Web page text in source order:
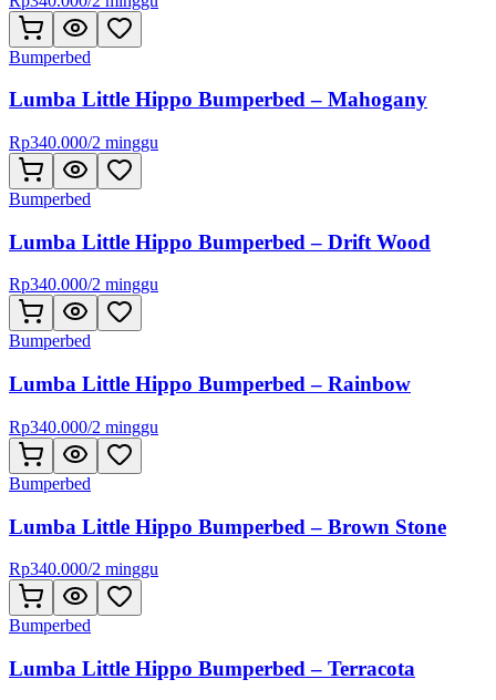
Bumperbed
Lumba Little Hippo Bumperbed – Mahogany
Rp340.000/2 minggu
Bumperbed
Lumba Little Hippo Bumperbed – Drift Wood
Rp340.000/2 minggu
Bumperbed
Lumba Little Hippo Bumperbed – Rainbow
Rp340.000/2 minggu
Bumperbed
Lumba Little Hippo Bumperbed – Brown Stone
Rp340.000/2 minggu
Bumperbed
Lumba Little Hippo Bumperbed – Terracota